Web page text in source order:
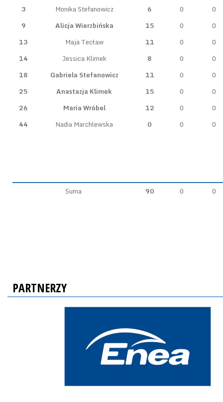
3
Monika Stefanowicz 6 0
0
9
Alicja Wierzbińska 15 0
0
13
Maja Tecław 11 0
0
14
Jessica Klimek 8 0
0
18
Gabriela Stefanowicz 11 0
0
25
Anastazja Klimek 15 0
0
26
Maria Wróbel 12 0
0
44
Nadia Marchlewska 0 0 0
Suma 90 0 0
PARTNERZY